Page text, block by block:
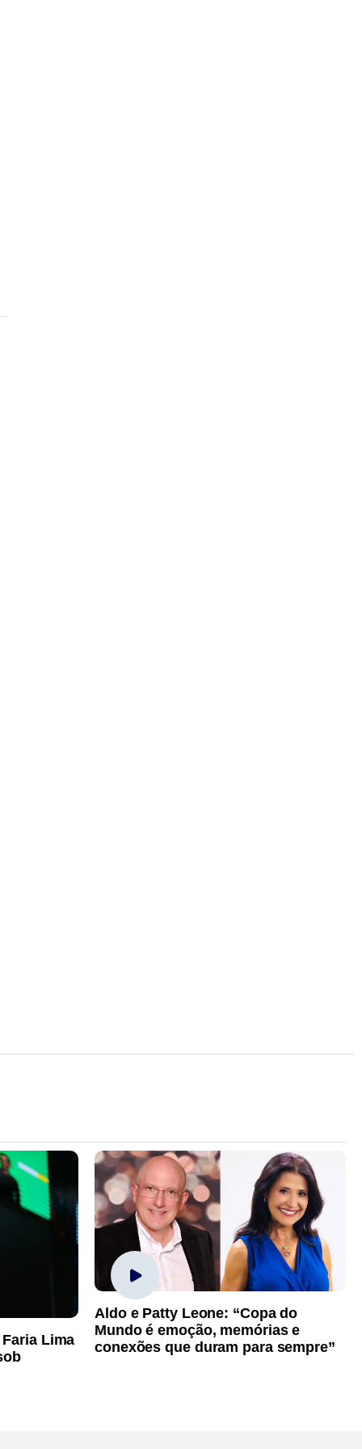
Lima
Aldo e Patty Leone: “Copa do
Mundo é emoção, memórias e
conexões que duram para sempre”